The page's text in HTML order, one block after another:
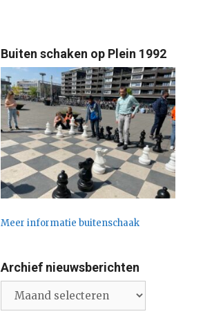
Buiten schaken op Plein 1992
Meer informatie buitenschaak
Archief nieuwsberichten
nieuwsberichten